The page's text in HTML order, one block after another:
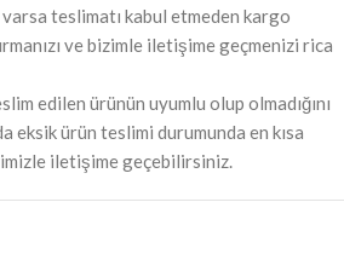
teslimatı kabul etmeden kargo
ve bizimle iletişime geçmenizi rica
edilen ürünün uyumlu olup olmadığını
eksik ürün teslimi durumunda en kısa
iletişime geçebilirsiniz.